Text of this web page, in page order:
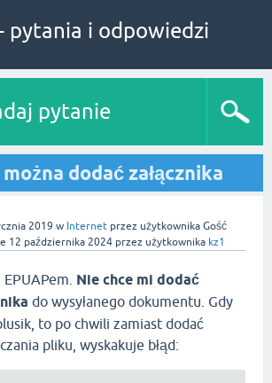
pytania i odpowiedzi
pytanie
dodać załącznika
2019 w Internet przez użytkownika Gość
12 października 2024 przez użytkownika kz1
Nie chce mi dodać
do wysyłanego dokumentu. Gdy
to po chwili zamiast dodać
pliku, wyskakuje błąd: